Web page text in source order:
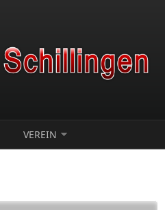
VEREIN